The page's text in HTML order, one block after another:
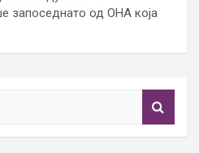
запоседнато од ОНА која